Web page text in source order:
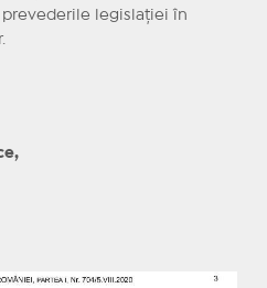
legislației în